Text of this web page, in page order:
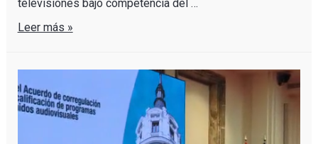
televisiones bajo competencia del …
Leer más »